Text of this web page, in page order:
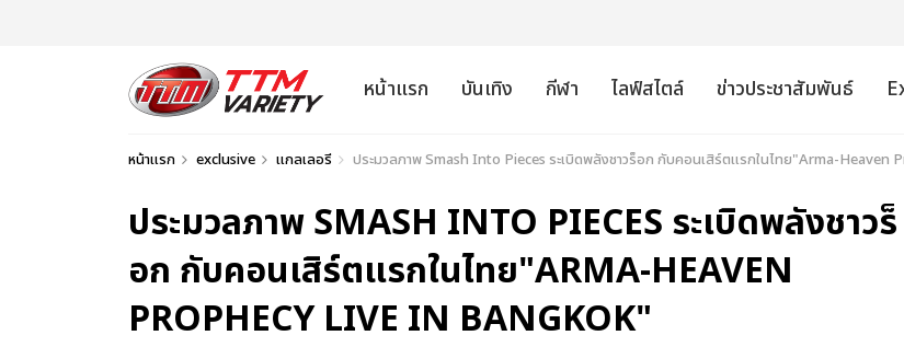
หน้าแรก บันเทิง กีฬา ไลฟ์สไตล์ ข่าวประชาสัมพันธ์
หน้าแรก exclusive แกลเลอรี ประมวลภาพ Smash Into Pieces ระเบิดพลังชาวร็อก กับคอนเสิร์ตแรกในไทย"Arma-Heaven
ประมวลภาพ SMASH INTO PIECES ระเบิดพลังชาวร็
อก กับคอนเสิร์ตแรกในไทย"ARMA-HEAVEN
PROPHECY LIVE IN BANGKOK"